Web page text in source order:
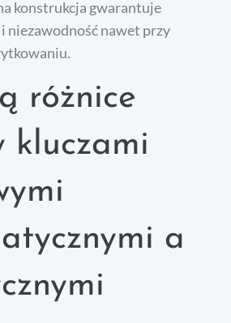
konstrukcja gwarantuje
niezawodność nawet przy
różnice
kluczami
a